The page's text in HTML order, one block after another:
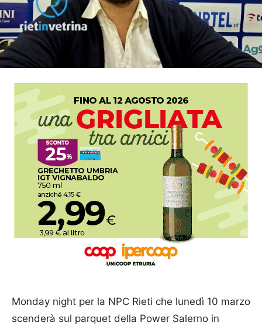
Monday night per la NPC Rieti che lunedì 10 marzo
scenderà sul parquet della Power Salerno in